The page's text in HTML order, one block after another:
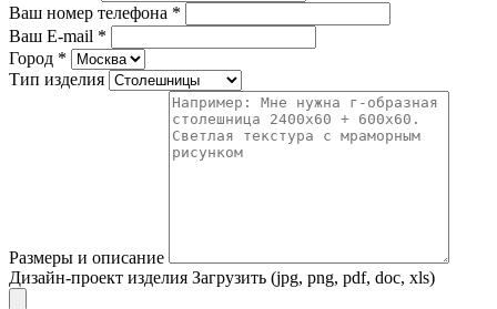
Ваш номер телефона *
Ваш E-mail *
Город *
Тип изделия
Размеры и описание
Дизайн-проект изделия Загрузить (jpg, png, pdf, doc, xls)